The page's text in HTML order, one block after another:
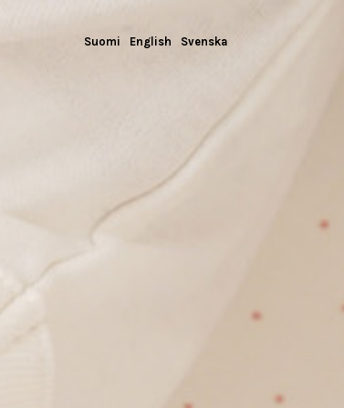
Suomi English Svenska